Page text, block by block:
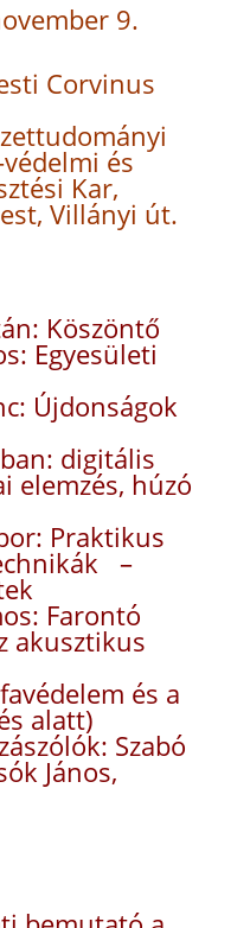
9.
Corvinus
és
Kar,
út.
Köszöntő
Egyesületi
Újdonságok
digitális
elemzés, húzó
Praktikus
–
Farontó
akusztikus
és a
alatt)
Szabó
János,